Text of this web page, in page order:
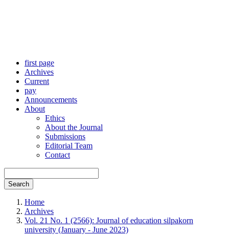
first page
Archives
Current
pay
Announcements
About
Ethics
About the Journal
Submissions
Editorial Team
Contact
Search
Home
Archives
Vol. 21 No. 1 (2566): Journal of education silpakorn
university (January - June 2023)